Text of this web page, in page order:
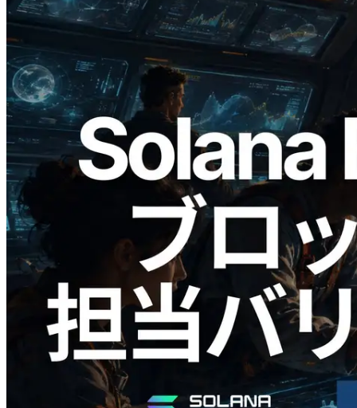
2026.05.24
Validators Solutions、Solana ブロックア
ナライザーを公開 — slot 単位のブロッ
ク生成時間と担当バリデータを視覚化
この記事を読む
さらに読み込む